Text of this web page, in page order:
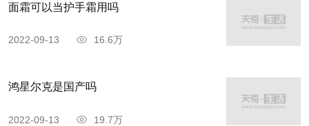
面霜可以当护手霜用吗
2022-09-13 16.6万
鸿星尔克是国产吗
2022-09-13 19.7万